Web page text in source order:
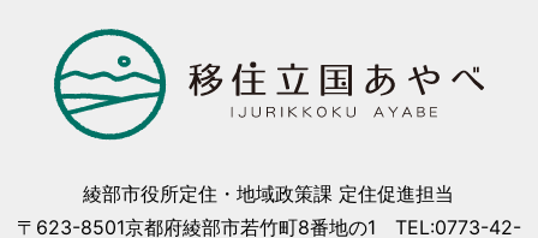
綾部市役所定住・地域政策課 定住促進担当
〒623-8501京都府綾部市若竹町8番地の1 TEL:0773-42-